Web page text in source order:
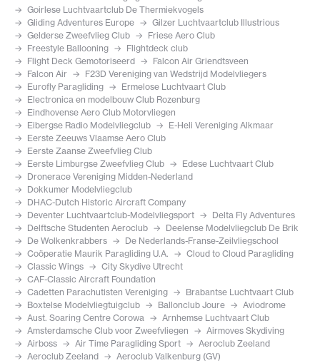
Goirlese Luchtvaartclub De Thermiekvogels
Gliding Adventures Europe
Gilzer Luchtvaartclub Illustrious
Gelderse Zweefvlieg Club
Friese Aero Club
Freestyle Ballooning
Flightdeck club
Flight Deck Gemotoriseerd
Falcon Air Griendtsveen
Falcon Air
F23D Vereniging van Wedstrijd Modelvliegers
Eurofly Paragliding
Ermelose Luchtvaart Club
Electronica en modelbouw Club Rozenburg
Eindhovense Aero Club Motorvliegen
Eibergse Radio Modelvliegclub
E-Heli Vereniging Alkmaar
Eerste Zeeuws Vlaamse Aero Club
Eerste Zaanse Zweefvlieg Club
Eerste Limburgse Zweefvlieg Club
Edese Luchtvaart Club
Dronerace Vereniging Midden-Nederland
Dokkumer Modelvliegclub
DHAC-Dutch Historic Aircraft Company
Deventer Luchtvaartclub-Modelvliegsport
Delta Fly Adventures
Delftsche Studenten Aeroclub
Deelense Modelvliegclub De Brik
De Wolkenkrabbers
De Nederlands-Franse-Zeilvliegschool
Coöperatie Maurik Paragliding U.A.
Cloud to Cloud Paragliding
Classic Wings
City Skydive Utrecht
CAF-Classic Aircraft Foundation
Cadetten Parachutisten Vereniging
Brabantse Luchtvaart Club
Boxtelse Modelvliegtuigclub
Ballonclub Joure
Aviodrome
Aust. Soaring Centre Corowa
Arnhemse Luchtvaart Club
Amsterdamsche Club voor Zweefvliegen
Airmoves Skydiving
Airboss
Air Time Paragliding Sport
Aeroclub Zeeland
Aeroclub Zeeland
Aeroclub Valkenburg (GV)